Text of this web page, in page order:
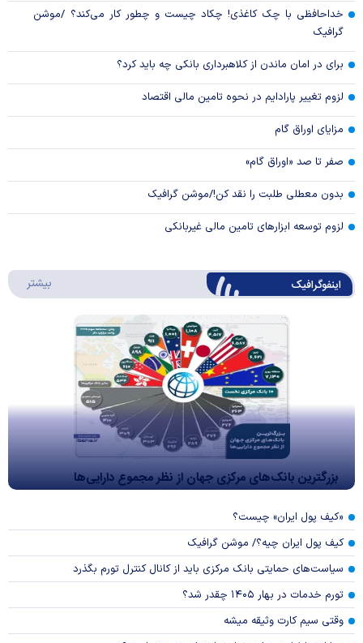
خداحافظی با چک کاغذی! چکاد چیست و چطور کار می‌کند؟ /موشن
گرافیک
برای در امان ماندن از کلاهبرداری بانکی چه باید کرد؟
لزوم تغییر پارادایم در نحوه تامین مالی اقتصاد
مزایای اوراق گام
صفر تا صد «اوراق گام»
بدون معطلی طلبت را نقد کن!/موشن گرافیک
لزوم توسعه ابزارهای تامین مالی غیربانکی
اینفوگرافیک بیشتر
بزرگترین بانک‌های مرکزی جهان از نظر مجموع دارایی‌ها
«کیف پول ایران» چیست؟
کیف پول ایران چیه؟/ موشن گرافیک
سیاست‌های حمایتی بانک مرکزی باید از کانال کنترل تورم بگذرد
تورم خدمات در بهار ۱۴۰۵ چقدر شد؟
وقتی سیم کارت وثیقه میشه